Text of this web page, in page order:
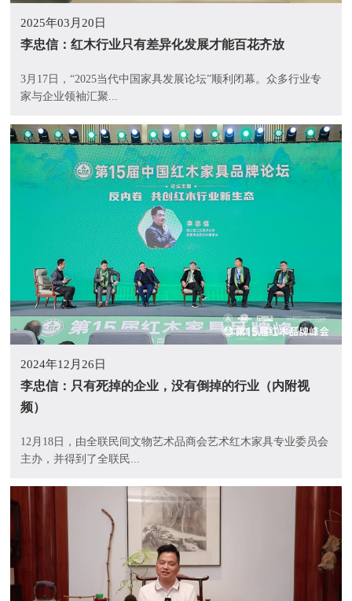
2025年03月20日
李忠信：红木行业只有差异化发展才能百花齐放
3月17日，“2025当代中国家具发展论坛”顺利闭幕。众多行业专
家与企业领袖汇聚...
2024年12月26日
李忠信：只有死掉的企业，没有倒掉的行业（内附视
频）
12月18日，由全联民间文物艺术品商会艺术红木家具专业委员会
主办，并得到了全联民...